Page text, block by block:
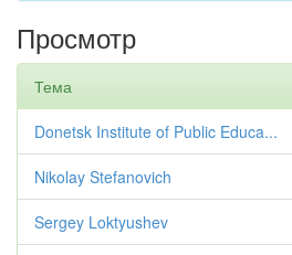
Просмотр
Тема
Donetsk Institute of Public Educa...
Nikolay Stefanovich
Sergey Loktyushev